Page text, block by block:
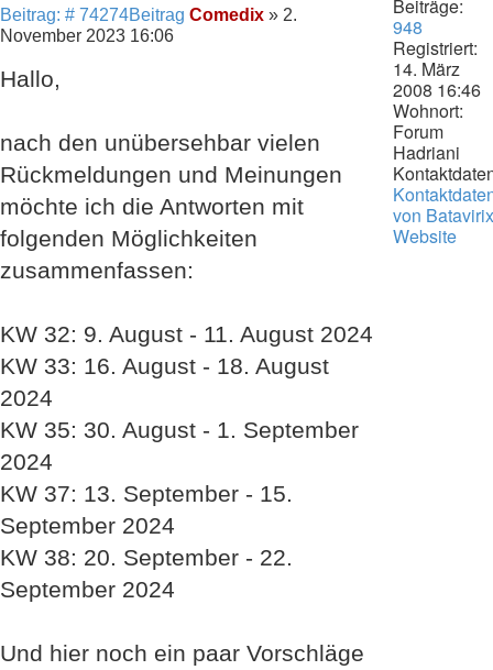
Beitrag: # 74274Beitrag Comedix » 2.
November 2023 16:06
Hallo,
nach den unübersehbar vielen
Rückmeldungen und Meinungen
möchte ich die Antworten mit
folgenden Möglichkeiten
zusammenfassen:
KW 32: 9. August - 11. August 2024
KW 33: 16. August - 18. August
2024
KW 35: 30. August - 1. September
2024
KW 37: 13. September - 15.
September 2024
KW 38: 20. September - 22.
September 2024
Und hier noch ein paar Vorschläge
Beiträge:
948
Registriert:
14. März
2008 16:46
Wohnort:
Forum
Hadriani
von
Website